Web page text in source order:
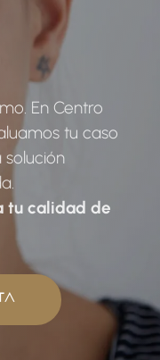
En Centro
tu caso
tu calidad de